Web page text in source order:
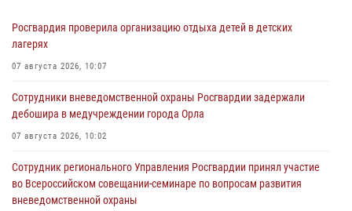
Росгвардия проверила организацию отдыха детей в детских
лагерях
07 августа 2026, 10:07
Сотрудники вневедомственной охраны Росгвардии задержали
дебошира в медучреждении города Орла
07 августа 2026, 10:02
Сотрудник регионального Управления Росгвардии принял участие
во Всероссийском совещании-семинаре по вопросам развития
вневедомственной охраны